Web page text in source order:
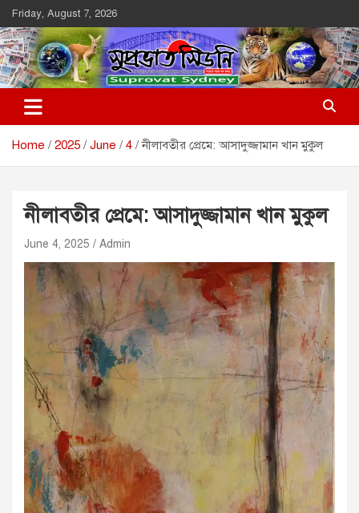
Skip
to
content
Friday, August 7, 2026
Suprovat Sydney
The Leading Bangladesh Community Newspaper In Australia
Home 2025 June 4 নীলাবতীর প্রেমে: আসাদুজ্জামান খান মুকুল
নীলাবতীর প্রেমে: আসাদুজ্জামান খান মুকুল
June 4, 2025 Admin